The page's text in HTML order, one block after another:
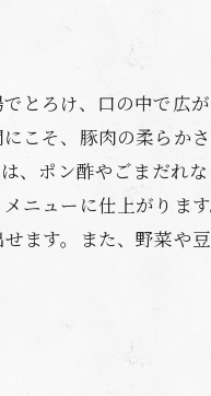
とろけ、口の中で広
こそ、豚肉の柔らか
、ポン酢やごまだれ
ニューに仕上がりま
ます。また、野菜や